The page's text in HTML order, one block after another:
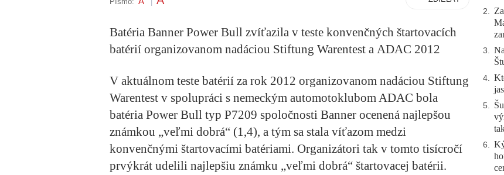
Batéria Banner Power Bull zvíťazila v teste konvenčných štartovacích
batérií organizovanom nadáciou Stiftung Warentest a ADAC 2012
V aktuálnom teste batérií za rok 2012 organizovanom nadáciou Stiftung
Warentest v spolupráci s nemeckým automotoklubom ADAC bola
batéria Power Bull typ P7209 spoločnosti Banner ocenená najlepšou
známkou „veľmi dobrá“ (1,4), a tým sa stala víťazom medzi
konvenčnými štartovacími batériami. Organizátori tak v tomto tisícročí
prvýkrát udelili najlepšiu známku „veľmi dobrá“ štartovacej batérii.
2.
3.
4.
5.
6.